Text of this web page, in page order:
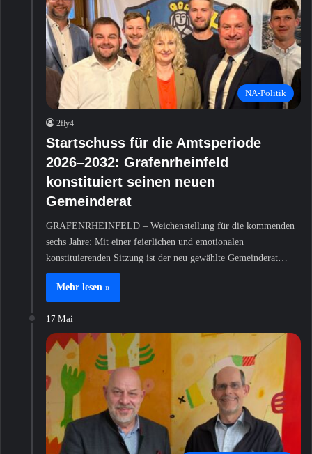
NA-Politik
2fly4
Startschuss für die Amtsperiode
2026–2032: Grafenrheinfeld
konstituiert seinen neuen
Gemeinderat
GRAFENRHEINFELD – Weichenstellung für die kommenden
sechs Jahre: Mit einer feierlichen und emotionalen
konstituierenden Sitzung ist der neu gewählte Gemeinderat…
Mehr lesen »
17 Mai